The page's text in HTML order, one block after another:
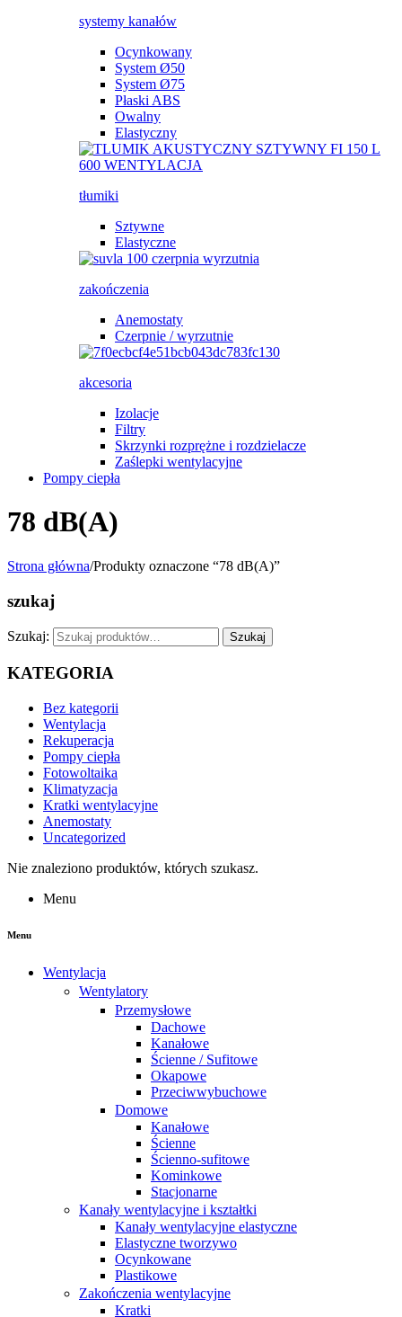
systemy kanałów
Ocynkowany
System Ø50
System Ø75
Płaski ABS
Owalny
Elastyczny
tłumiki
Sztywne
Elastyczne
zakończenia
Anemostaty
Czerpnie / wyrzutnie
akcesoria
Izolacje
Filtry
Skrzynki rozprężne i rozdzielacze
Zaślepki wentylacyjne
Pompy ciepła
78 dB(A)
Strona główna/Produkty oznaczone “78 dB(A)”
szukaj
Szukaj: Szukaj
KATEGORIA
Bez kategorii
Wentylacja
Rekuperacja
Pompy ciepła
Fotowoltaika
Klimatyzacja
Kratki wentylacyjne
Anemostaty
Uncategorized
Nie znaleziono produktów, których szukasz.
Menu
Menu
Wentylacja
Wentylatory
Przemysłowe
Dachowe
Kanałowe
Ścienne / Sufitowe
Okapowe
Przeciwwybuchowe
Domowe
Kanałowe
Ścienne
Ścienno-sufitowe
Kominkowe
Stacjonarne
Kanały wentylacyjne i kształtki
Kanały wentylacyjne elastyczne
Elastyczne tworzywo
Ocynkowane
Plastikowe
Zakończenia wentylacyjne
Kratki